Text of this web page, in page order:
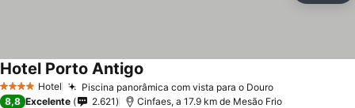
4 EstrelasHotel Piscina panorâmica com vista para o Douro
Hotel Porto Antigo
8,8 Excelente 2.621 Cinfaes, a 17.9 km de Mesão Frio